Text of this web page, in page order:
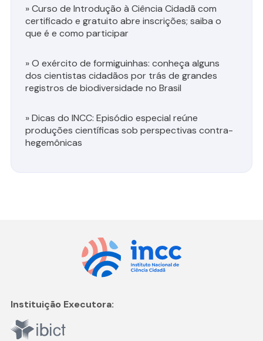
»Curso de Introdução à Ciência Cidadã com
certificado e gratuito abre inscrições; saiba o
que é e como participar
»O exército de formiguinhas: conheça alguns
dos cientistas cidadãos por trás de grandes
registros de biodiversidade no Brasil
»Dicas do INCC: Episódio especial reúne
produções científicas sob perspectivas contra-
hegemônicas
Instituição Executora: